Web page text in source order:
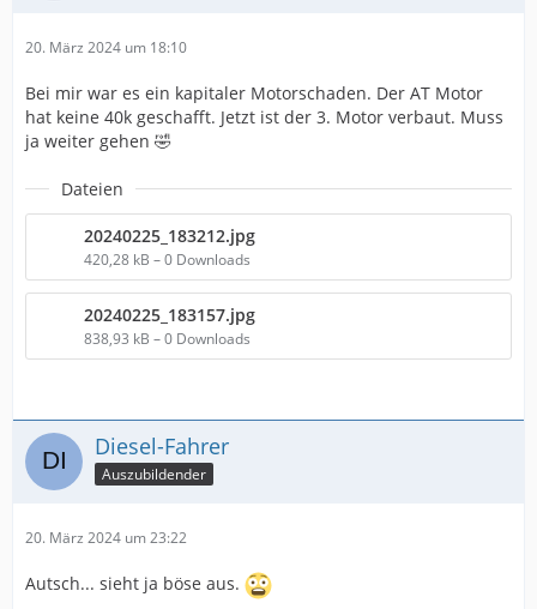
20. März 2024 um 18:10
Bei mir war es ein kapitaler Motorschaden. Der AT Motor
hat keine 40k geschafft. Jetzt ist der 3. Motor verbaut. Muss
ja weiter gehen 🤣
Dateien
20240225_183212.jpg
420,28 kB – 0 Downloads
20240225_183157.jpg
838,93 kB – 0 Downloads
Diesel-Fahrer
Auszubildender
20. März 2024 um 23:22
Autsch... sieht ja böse aus.